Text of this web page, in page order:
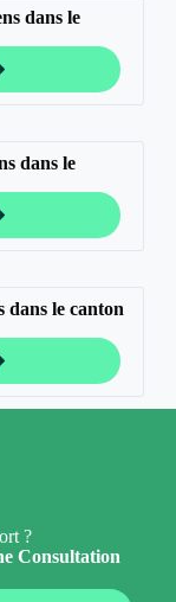
dans le
dans le
dans le canton
?
Consultation